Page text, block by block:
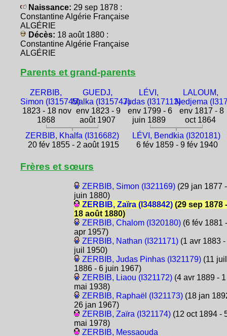
Naissance: 29 sep 1878 :
Constantine Algérie Française
ALGÉRIE
Décès: 18 août 1880 :
Constantine Algérie Française
ALGÉRIE
Parents et grand-parents
ZERBIB,
Simon (I315745)
1823 - 18 nov
1868
GUEDJ,
Malka (I315747)
env 1823 - 9
août 1907
LÉVI,
Judas (I317113)
env 1799 - 6
juin 1889
LALOUM,
Nedjema
env 1817 - 8
oct 1864
ZERBIB, Khalfa (I316682)
20 fév 1855 - 2 août 1915
LÉVI, Bendkia (I320181)
6 fév 1859 - 9 fév 1940
Frères et sœurs
ZERBIB, Simon (I321169)(29 jan 1877
juin 1880)
ZERBIB, Zaïra (I348842)(29 sep 1878 -
18 août 1880)
ZERBIB, Chalom (I320180)(6 fév 1881 -
apr 1957)
ZERBIB, Nathan (I321171)(1 avr 1883 -
juil 1950)
ZERBIB, Judas Pinhas (I321179)(11 juil
1886 - 6 juin 1967)
ZERBIB, Liaou (I321172)(4 avr 1889 - 1
mai 1938)
ZERBIB, Raphaël (I321173)(18 jan
26 jan 1967)
ZERBIB, Zaïra (I321174)(12 oct 1894 -
mai 1978)
ZERBIB, Messaouda